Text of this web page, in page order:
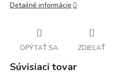
Detailné informácie
OPÝTAŤ SA ZDIEĽAŤ
Súvisiaci tovar